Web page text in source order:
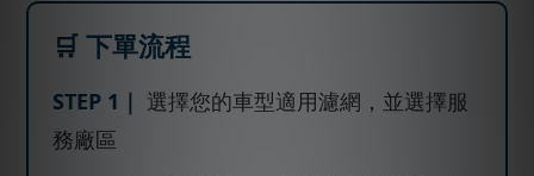
🛒 下單流程
STEP 1｜ 選擇您的車型適用濾網，並選擇服
務廠區